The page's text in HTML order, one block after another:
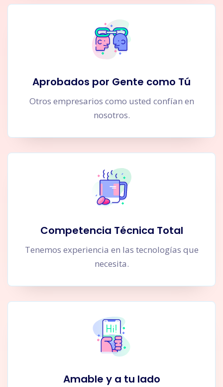
Aprobados por Gente como Tú
Otros empresarios como usted confían en
nosotros.
Competencia Técnica Total
Tenemos experiencia en las tecnologías que
necesita.
Amable y a tu lado